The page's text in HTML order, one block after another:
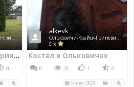
Ольковичи-Крайск-Гриневичи-Стрия
Ольковичи, территория вокруг костёла
0
alkevk
Ольковичи-Крайск-Гриневичи-Стрия
0 x
Костёл в Ольковичах
0 2К 1 0
14 июл 2020